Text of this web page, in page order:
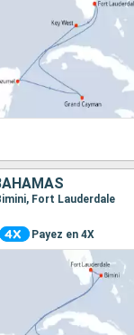
Fort Lauderdale
Payez en 4X